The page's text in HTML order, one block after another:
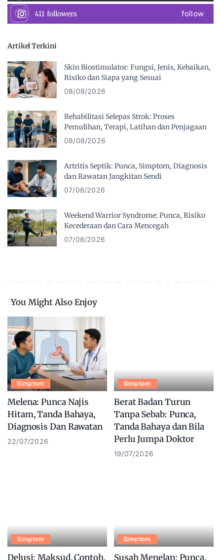
411 followers follow
Artikel Terkini
Skin Biostimulator: Fungsi, Jenis, Kebaikan,
Risiko dan Siapa yang Sesuai
08/08/2026
Rehabilitasi Selepas Strok: Proses
Pemulihan, Terapi, Latihan dan Penjagaan
08/08/2026
Artritis Septik: Punca, Simptom, Diagnosis
dan Rawatan Jangkitan Sendi
07/08/2026
Weekend Warrior Syndrome: Punca, Risiko
Kecederaan dan Cara Mencegah
07/08/2026
You Might Also Enjoy
Simptom
Melena: Punca Najis
Hitam, Tanda Bahaya,
Diagnosis Dan Rawatan
22/07/2026
Simptom
Berat Badan Turun
Tanpa Sebab: Punca,
Tanda Bahaya dan Bila
Perlu Jumpa Doktor
19/07/2026
Simptom
Delusi: Maksud, Contoh,
Simptom
Susah Menelan: Punca,